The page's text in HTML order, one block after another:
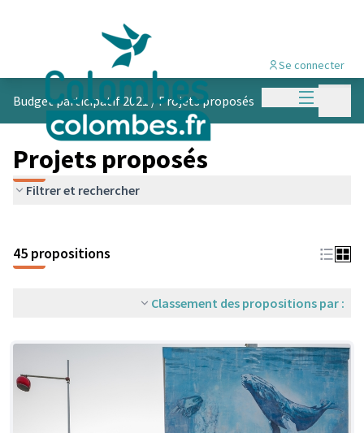
Menu
Se connecter
Budget participatif 2021 /Projets proposés
Projets proposés
Filtrer et rechercher
45 propositions
Classement des propositions par :